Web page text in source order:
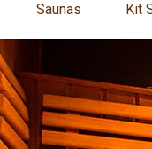
Saunas Kit